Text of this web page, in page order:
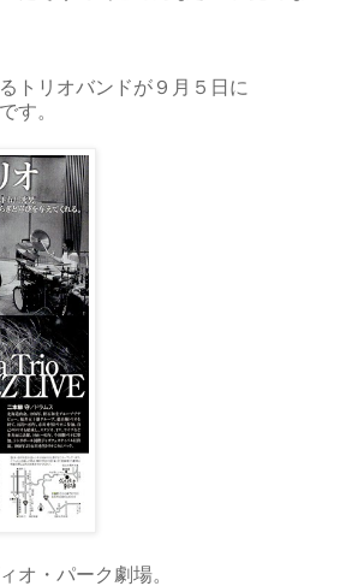
トリオバンドが９月５日に
す。
オ・パーク劇場。